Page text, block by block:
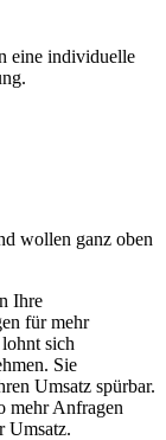
eine individuelle
wollen ganz oben
Ihre
für mehr
sich
Sie
Umsatz spürbar.
mehr Anfragen
Umsatz.